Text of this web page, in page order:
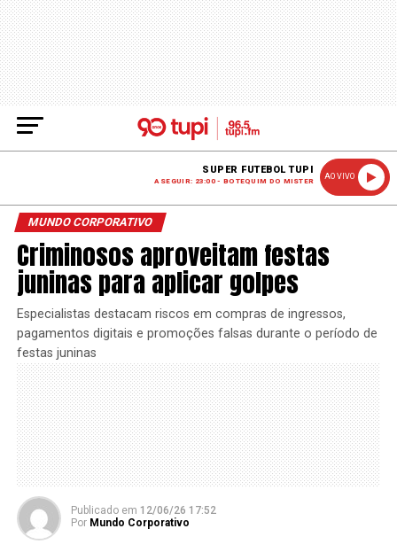
SUPER FUTEBOL TUPI
A SEGUIR: 23:00 - BOTEQUIM DO MISTER
AO VIVO
MUNDO CORPORATIVO
Criminosos aproveitam festas
juninas para aplicar golpes
Especialistas destacam riscos em compras de ingressos,
pagamentos digitais e promoções falsas durante o período de
festas juninas
Publicado em 12/06/26 17:52
Por Mundo Corporativo